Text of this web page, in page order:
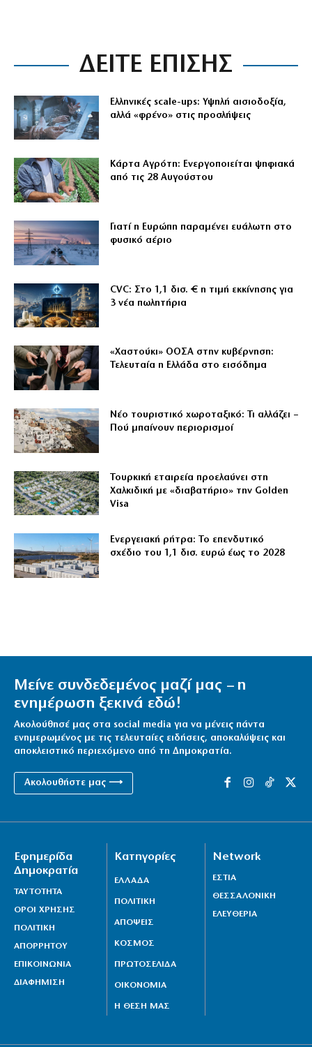
ΔΕΙΤΕ ΕΠΙΣΗΣ
Ελληνικές scale-ups: Υψηλή αισιοδοξία,
αλλά «φρένο» στις προσλήψεις
Κάρτα Αγρότη: Ενεργοποιείται ψηφιακά
από τις 28 Αυγούστου
Γιατί η Ευρώπη παραμένει ευάλωτη στο
φυσικό αέριο
CVC: Στο 1,1 δισ. € η τιμή εκκίνησης για
3 νέα πωλητήρια
«Χαστούκι» ΟΟΣΑ στην κυβέρνηση:
Τελευταία η Ελλάδα στο εισόδημα
Νέο τουριστικό χωροταξικό: Τι αλλάζει –
Πού μπαίνουν περιορισμοί
Τουρκική εταιρεία προελαύνει στη
Χαλκιδική με «διαβατήριο» την Golden
Visa
Ενεργειακή ρήτρα: Το επενδυτικό
σχέδιο του 1,1 δισ. ευρώ έως το 2028
Μείνε συνδεδεμένος μαζί μας – η
ενημέρωση ξεκινά εδώ!
Ακολούθησέ μας στα social media για να μένεις πάντα
ενημερωμένος με τις τελευταίες ειδήσεις, αποκαλύψεις και
αποκλειστικό περιεχόμενο από τη Δημοκρατία.
Ακολουθήστε μας ⟶
Εφημερίδα
Δημοκρατία
ΤΑΥΤΟΤΗΤΑ
ΟΡΟΙ ΧΡΗΣΗΣ
ΠΟΛΙΤΙΚΗ
ΑΠΟΡΡΗΤΟΥ
ΕΠΙΚΟΙΝΩΝΙΑ
ΔΙΑΦΗΜΙΣΗ
Κατηγορίες
ΕΛΛΑΔΑ
ΠΟΛΙΤΙΚΗ
ΑΠΟΨΕΙΣ
ΚΟΣΜΟΣ
ΠΡΩΤΟΣΕΛΙΔΑ
ΟΙΚΟΝΟΜΙΑ
Η ΘΕΣΗ ΜΑΣ
Network
ΕΣΤΙΑ
ΘΕΣΣΑΛΟΝΙΚΗ
ΕΛΕΥΘΕΡΙΑ